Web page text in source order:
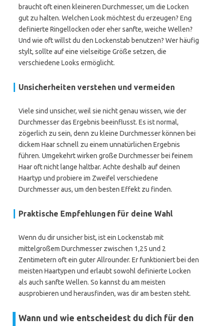
braucht oft einen kleineren Durchmesser, um die Locken
gut zu halten. Welchen Look möchtest du erzeugen? Eng
definierte Ringellocken oder eher sanfte, weiche Wellen?
Und wie oft willst du den Lockenstab benutzen? Wer häufig
stylt, sollte auf eine vielseitige Größe setzen, die
verschiedene Looks ermöglicht.
Unsicherheiten verstehen und vermeiden
Viele sind unsicher, weil sie nicht genau wissen, wie der
Durchmesser das Ergebnis beeinflusst. Es ist normal,
zögerlich zu sein, denn zu kleine Durchmesser können bei
dickem Haar schnell zu einem unnatürlichen Ergebnis
führen. Umgekehrt wirken große Durchmesser bei feinem
Haar oft nicht lange haltbar. Achte deshalb auf deinen
Haartyp und probiere im Zweifel verschiedene
Durchmesser aus, um den besten Effekt zu finden.
Praktische Empfehlungen für deine Wahl
Wenn du dir unsicher bist, ist ein Lockenstab mit
mittelgroßem Durchmesser zwischen 1,25 und 2
Zentimetern oft ein guter Allrounder. Er funktioniert bei den
meisten Haartypen und erlaubt sowohl definierte Locken
als auch sanfte Wellen. So kannst du am meisten
ausprobieren und herausfinden, was dir am besten steht.
Wann und wie entscheidest du dich für den